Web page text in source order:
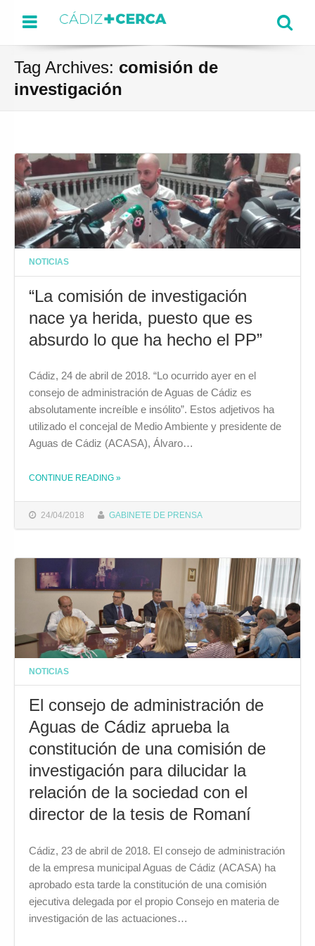
Menu
Tag Archives: comisión de
investigación
NOTICIAS
“La comisión de investigación
nace ya herida, puesto que es
absurdo lo que ha hecho el PP”
24/04/2018 GABINETE DE PRENSA
Cádiz, 24 de abril de 2018. “Lo ocurrido ayer en el
consejo de administración de Aguas de Cádiz es
absolutamente increíble e insólito”. Estos adjetivos ha
utilizado el concejal de Medio Ambiente y presidente de
Aguas de Cádiz (ACASA), Álvaro…
CONTINUE READING THE "“LA COMISIÓN DE INVESTIGACIÓN NACE YA HERIDA, PUESTO QUE ES ABSURDO LO QUE HA HECHO EL PP”"
»
NOTICIAS
El consejo de administración de
Aguas de Cádiz aprueba la
constitución de una comisión de
investigación para dilucidar la
relación de la sociedad con el
director de la tesis de Romaní
Cádiz, 23 de abril de 2018. El consejo de administración
de la empresa municipal Aguas de Cádiz (ACASA) ha
aprobado esta tarde la constitución de una comisión
ejecutiva delegada por el propio Consejo en materia de
investigación de las actuaciones…